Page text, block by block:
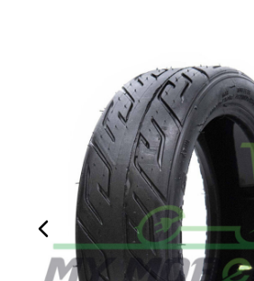
PREVIOUS_SLIDE